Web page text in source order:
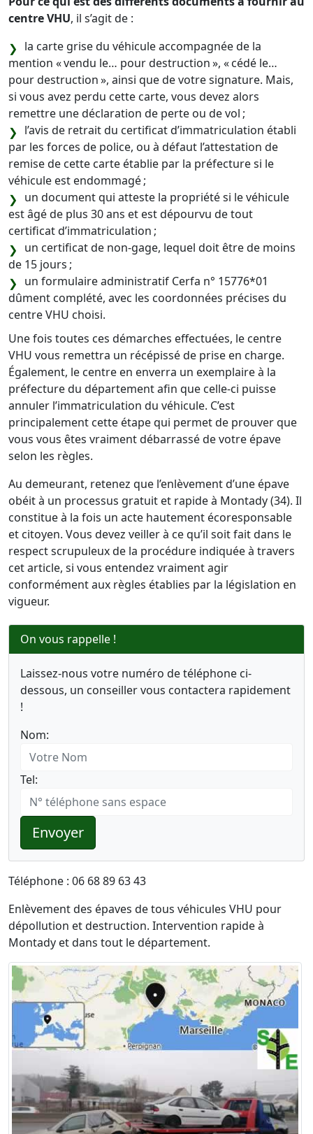
centre VHU, il s’agit de :
la carte grise du véhicule accompagnée de la
mention « vendu le… pour destruction », « cédé le…
pour destruction », ainsi que de votre signature. Mais,
si vous avez perdu cette carte, vous devez alors
remettre une déclaration de perte ou de vol ;
l’avis de retrait du certificat d’immatriculation établi
par les forces de police, ou à défaut l’attestation de
remise de cette carte établie par la préfecture si le
véhicule est endommagé ;
un document qui atteste la propriété si le véhicule
est âgé de plus 30 ans et est dépourvu de tout
certificat d’immatriculation ;
un certificat de non-gage, lequel doit être de moins
de 15 jours ;
un formulaire administratif Cerfa n° 15776*01
dûment complété, avec les coordonnées précises du
centre VHU choisi.
Une fois toutes ces démarches effectuées, le centre
VHU vous remettra un récépissé de prise en charge.
Également, le centre en enverra un exemplaire à la
préfecture du département afin que celle-ci puisse
annuler l’immatriculation du véhicule. C’est
principalement cette étape qui permet de prouver que
vous vous êtes vraiment débarrassé de votre épave
selon les règles.
Au demeurant, retenez que l’enlèvement d’une épave
obéit à un processus gratuit et rapide à Montady (34). Il
constitue à la fois un acte hautement écoresponsable
et citoyen. Vous devez veiller à ce qu’il soit fait dans le
respect scrupuleux de la procédure indiquée à travers
cet article, si vous entendez vraiment agir
conformément aux règles établies par la législation en
vigueur.
On vous rappelle !
Laissez-nous votre numéro de téléphone ci-
dessous, un conseiller vous contactera rapidement
!
Nom:
Tel:
Envoyer
Téléphone : 06 68 89 63 43
Enlèvement des épaves de tous véhicules VHU pour
dépollution et destruction. Intervention rapide à
Montady et dans tout le département.